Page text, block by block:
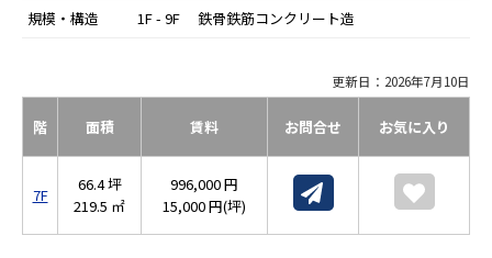
規模・構造
1F - 9F 鉄骨鉄筋コンクリート造
更新日：2026年7月10日
階 面積 賃料 お問合せ お気に入り
7F
66.4 坪
219.5 ㎡
996,000 円
15,000 円(坪)